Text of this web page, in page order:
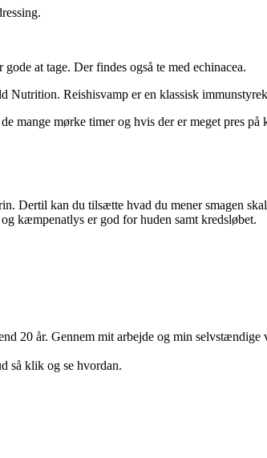
at tage. Der findes også te med echinacea.
Reishisvamp er en klassisk
mange mørke timer og hvis der er meget pres
Dertil kan du tilsætte hvad du mener smagen
kæmpenatlys er god for huden samt kredsløbet.
20 år. Gennem mit arbejde og min
så klik og se hvordan.